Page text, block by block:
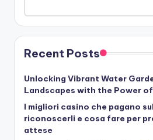
Recent Posts
Unlocking Vibrant Water
Landscapes with the Power of
I migliori casino che pagano
riconoscerli e cosa fare per
attese